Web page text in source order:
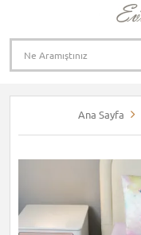
Ana Sayfa